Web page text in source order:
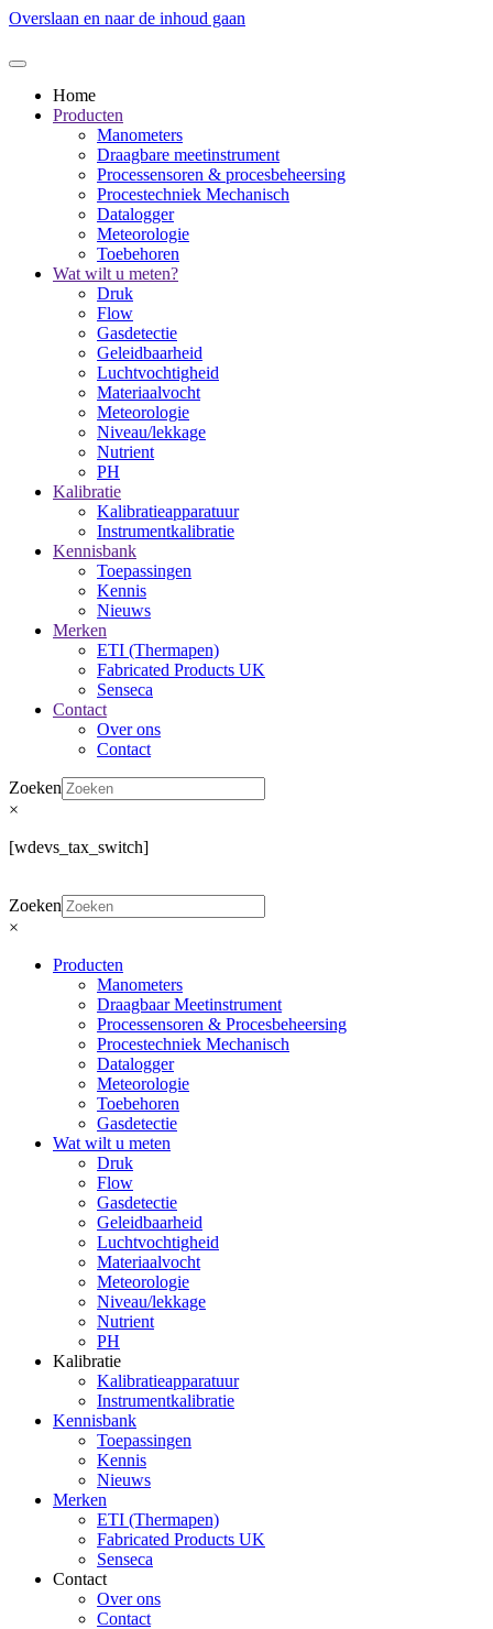
Overslaan en naar de inhoud gaan
Home
Producten
Manometers
Draagbare meetinstrument
Processensoren & procesbeheersing
Procestechniek Mechanisch
Datalogger
Meteorologie
Toebehoren
Wat wilt u meten?
Druk
Flow
Gasdetectie
Geleidbaarheid
Luchtvochtigheid
Materiaalvocht
Meteorologie
Niveau/lekkage
Nutrient
PH
Kalibratie
Kalibratieapparatuur
Instrumentkalibratie
Kennisbank
Toepassingen
Kennis
Nieuws
Merken
ETI (Thermapen)
Fabricated Products UK
Senseca
Contact
Over ons
Contact
Zoeken
×
[wdevs_tax_switch]
Zoeken
×
Producten
Manometers
Draagbaar Meetinstrument
Processensoren & Procesbeheersing
Procestechniek Mechanisch
Datalogger
Meteorologie
Toebehoren
Gasdetectie
Wat wilt u meten
Druk
Flow
Gasdetectie
Geleidbaarheid
Luchtvochtigheid
Materiaalvocht
Meteorologie
Niveau/lekkage
Nutrient
PH
Kalibratie
Kalibratieapparatuur
Instrumentkalibratie
Kennisbank
Toepassingen
Kennis
Nieuws
Merken
ETI (Thermapen)
Fabricated Products UK
Senseca
Contact
Over ons
Contact